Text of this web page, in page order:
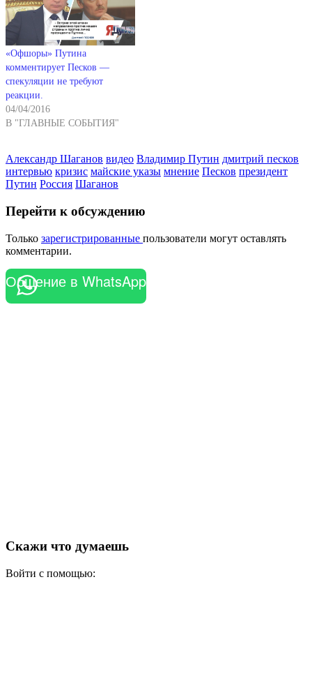
«Офшоры» Путина
комментирует Песков —
спекуляции не требуют
реакции.
04/04/2016
В "ГЛАВНЫЕ СОБЫТИЯ"
Александр Шаганов видео Владимир Путин дмитрий песков
интервью кризис майские указы мнение Песков президент
Путин Россия Шаганов
Перейти к обсуждению
Только зарегистрированные пользователи могут оставлять
комментарии.
Общение в WhatsApp
Скажи что думаешь
Войти с помощью: